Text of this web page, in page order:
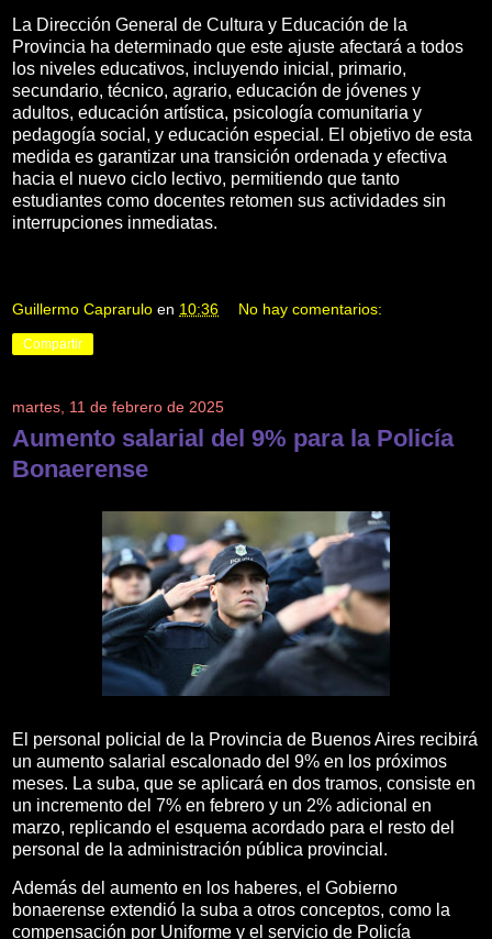
La Dirección General de Cultura y Educación de la
Provincia ha determinado que este ajuste afectará a todos
los niveles educativos, incluyendo inicial, primario,
secundario, técnico, agrario, educación de jóvenes y
adultos, educación artística, psicología comunitaria y
pedagogía social, y educación especial. El objetivo de esta
medida es garantizar una transición ordenada y efectiva
hacia el nuevo ciclo lectivo, permitiendo que tanto
estudiantes como docentes retomen sus actividades sin
interrupciones inmediatas.
Guillermo Caprarulo en 10:36 No hay comentarios:
Compartir
martes, 11 de febrero de 2025
Aumento salarial del 9% para la Policía
Bonaerense
El personal policial de la Provincia de Buenos Aires recibirá
un aumento salarial escalonado del 9% en los próximos
meses. La suba, que se aplicará en dos tramos, consiste en
un incremento del 7% en febrero y un 2% adicional en
marzo, replicando el esquema acordado para el resto del
personal de la administración pública provincial.
Además del aumento en los haberes, el Gobierno
bonaerense extendió la suba a otros conceptos, como la
compensación por Uniforme y el servicio de Policía